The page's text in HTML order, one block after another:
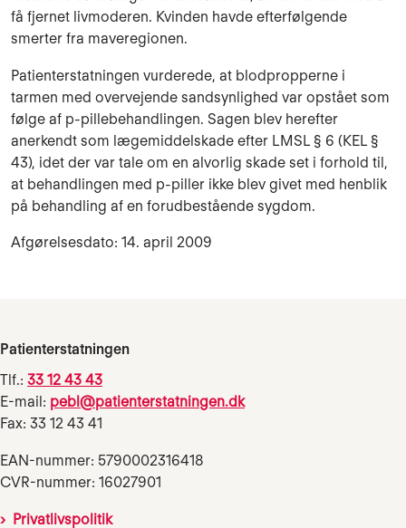
få fjernet livmoderen. Kvinden havde efterfølgende
smerter fra maveregionen.
Patienterstatningen vurderede, at blodpropperne i
tarmen med overvejende sandsynlighed var opstået som
følge af p-pillebehandlingen. Sagen blev herefter
anerkendt som lægemiddelskade efter LMSL § 6 (KEL §
43), idet der var tale om en alvorlig skade set i forhold til,
at behandlingen med p-piller ikke blev givet med henblik
på behandling af en forudbestående sygdom.
Afgørelsesdato: 14. april 2009
Patienterstatningen
Tlf.: 33 12 43 43
E-mail: pebl@patienterstatningen.dk
Fax: 33 12 43 41
EAN-nummer: 5790002316418
CVR-nummer: 16027901
Privatlivspolitik